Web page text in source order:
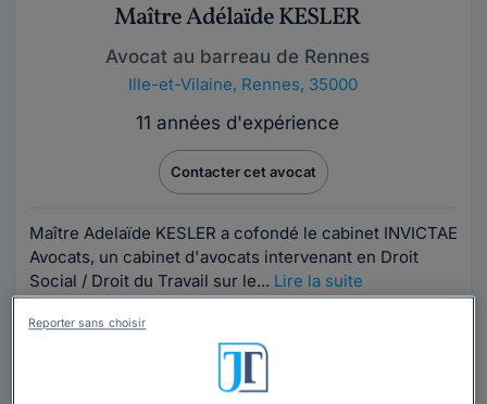
Maître Adélaïde KESLER
Avocat au barreau de Rennes
Ille-et-Vilaine, Rennes, 35000
11 années d'expérience
Contacter cet avocat
Maître Adelaïde KESLER a cofondé le cabinet INVICTAE
Avocats, un cabinet d'avocats intervenant en Droit
Social / Droit du Travail sur le... Lire la suite
Reporter sans choisir